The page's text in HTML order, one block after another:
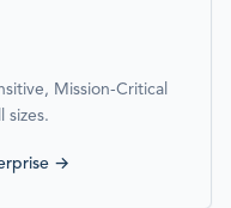
Mission-Critical
sizes.
→